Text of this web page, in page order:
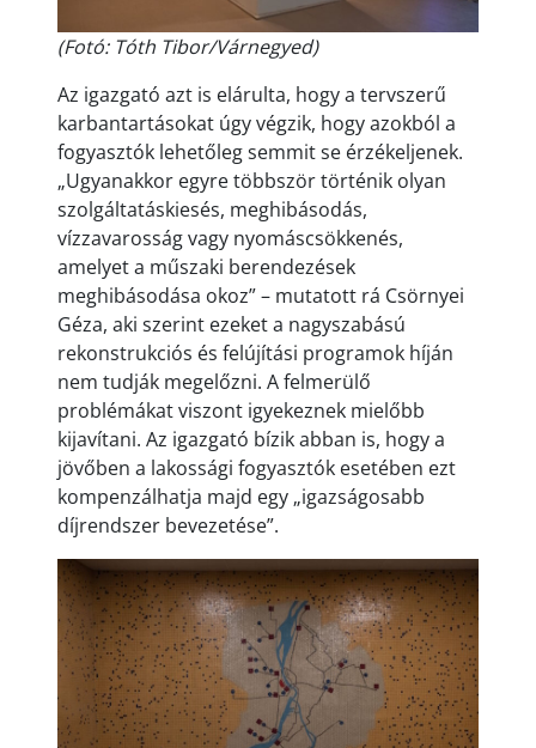
(Fotó: Tóth Tibor/Várnegyed)
Az igazgató azt is elárulta, hogy a tervszerű
karbantartásokat úgy végzik, hogy azokból a
fogyasztók lehetőleg semmit se érzékeljenek.
„Ugyanakkor egyre többször történik olyan
szolgáltatáskiesés, meghibásodás,
vízzavarosság vagy nyomáscsökkenés,
amelyet a műszaki berendezések
meghibásodása okoz” – mutatott rá Csörnyei
Géza, aki szerint ezeket a nagyszabású
rekonstrukciós és felújítási programok híján
nem tudják megelőzni. A felmerülő
problémákat viszont igyekeznek mielőbb
kijavítani. Az igazgató bízik abban is, hogy a
jövőben a lakossági fogyasztók esetében ezt
kompenzálhatja majd egy „igazságosabb
díjrendszer bevezetése”.